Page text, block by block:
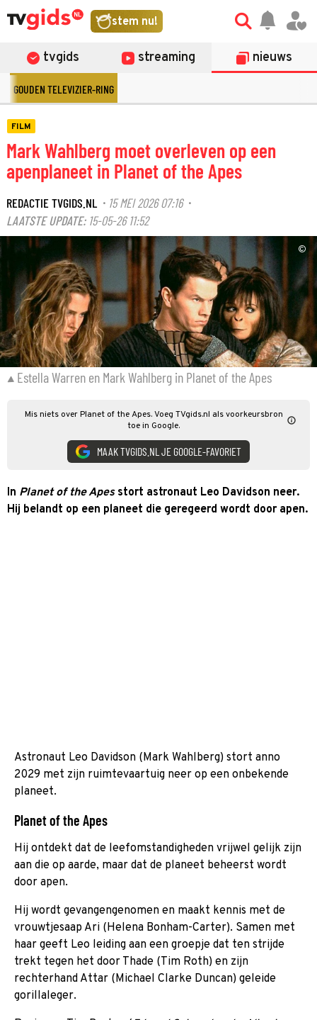
stem nu!
tvgids streaming nieuws
GOUDEN TELEVIZIER-RING
FILM
Mark Wahlberg moet overleven op een
apenplaneet in Planet of the Apes
REDACTIE TVGIDS.NL· 15 MEI 2026 07:16·
LAATSTE UPDATE: 15-05-26 11:52
©
Estella Warren en Mark Wahlberg in Planet of the Apes
Mis niets over Planet of the Apes. Voeg TVgids.nl als voorkeursbron
toe in Google.
MAAK TVGIDS.NL JE GOOGLE-FAVORIET
In Planet of the Apes stort astronaut Leo Davidson neer.
Hij belandt op een planeet die geregeerd wordt door apen.
Astronaut Leo Davidson (Mark Wahlberg) stort anno
2029 met zijn ruimtevaartuig neer op een onbekende
planeet.
Planet of the Apes
Hij ontdekt dat de leefomstandigheden vrijwel gelijk zijn
aan die op aarde, maar dat de planeet beheerst wordt
door apen.
Hij wordt gevangengenomen en maakt kennis met de
vrouwtjesaap Ari (Helena Bonham-­Carter). Samen met
haar geeft Leo leiding aan een groepje dat ten strijde
trekt tegen het door Thade (Tim Roth) en zijn
rechterhand Attar (Michael Clarke Duncan) geleide
gorillaleger.